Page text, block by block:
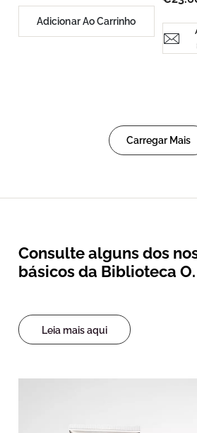
Adicionar Ao Carrinho
Carregar Mais
Consulte alguns dos
básicos da Biblioteca O.
Leia mais aqui